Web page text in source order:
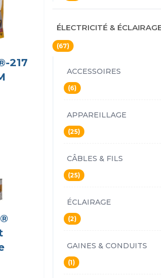
217
ÉLECTRICITÉ &
(67)
ACCESSOIRES
(6)
APPAREILLAGE
(25)
CÂBLES & FILS
(25)
ÉCLAIRAGE
(2)
GAINES & CONDUITS
(1)